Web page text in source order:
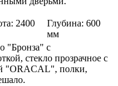
2400
Глубина: 600
мм
"Бронза" с
стекло прозрачное с
"ORACAL", полки,